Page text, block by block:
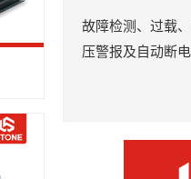
故障检测、过载
压警报及自动断